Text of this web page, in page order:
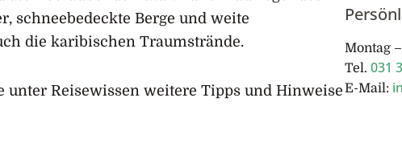
schneebedeckte Berge und weite
die karibischen Traumstrände.
unter Reisewissen weitere Tipps und Hinweise
Montag
Tel. 031
E-Mail: